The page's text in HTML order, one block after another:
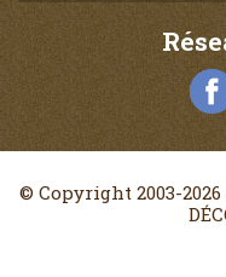
© Copyright 2003-